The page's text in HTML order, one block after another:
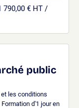
790,00 € HT /
public
les conditions
d'1 jour en